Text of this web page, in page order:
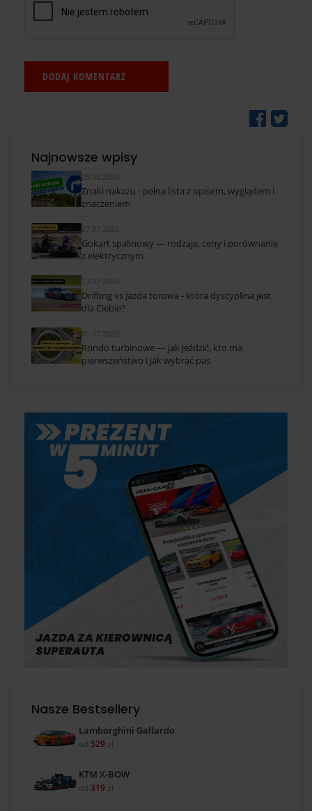
Najnowsze wpisy
05.08.2026
Znaki nakazu - pełna lista z opisem, wyglądem i
znaczeniem
27.07.2026
Gokart spalinowy — rodzaje, ceny i porównanie
z elektrycznym
13.07.2026
Drifting vs jazda torowa - która dyscyplina jest
dla Ciebie?
01.07.2026
Rondo turbinowe — jak jeździć, kto ma
pierwszeństwo i jak wybrać pas
Nasze Bestsellery
Lamborghini Gallardo
od 529 zł
KTM X-BOW
od 319 zł